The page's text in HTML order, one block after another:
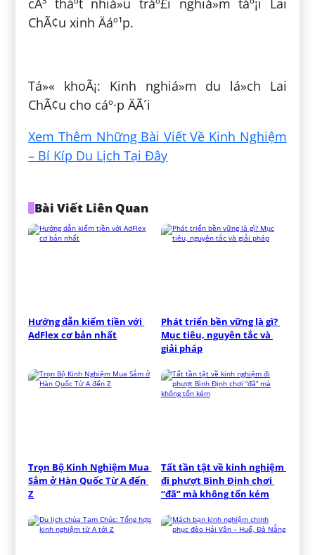
cÃ³ tháº­t nhiá»u tráº£i nghiá»m táº¡i Lai
ChÃ¢u xinh Äáº¹p.
Tá»« khoÃ¡: Kinh nghiá»m du lá»ch Lai
ChÃ¢u cho cáº·p ÄÃ´i
Xem Thêm Những Bài Viết Về Kinh Nghiệm
– Bí Kíp Du Lịch Tại Đây
Bài Viết Liên Quan
Hướng dẫn kiếm tiền với
AdFlex cơ bản nhất
Phát triển bền vững là gì?
Mục tiêu, nguyên tắc và
giải pháp
Trọn Bộ Kinh Nghiệm Mua
Sắm ở Hàn Quốc Từ A đến
Z
Tất tần tật về kinh nghiệm
đi phượt Bình Định chơi
“đã” mà không tốn kém